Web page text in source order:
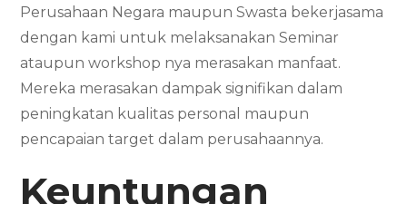
Perusahaan Negara maupun Swasta bekerjasama
dengan kami untuk melaksanakan Seminar
ataupun workshop nya merasakan manfaat.
Mereka merasakan dampak signifikan dalam
peningkatan kualitas personal maupun
pencapaian target dalam perusahaannya.
Keuntungan